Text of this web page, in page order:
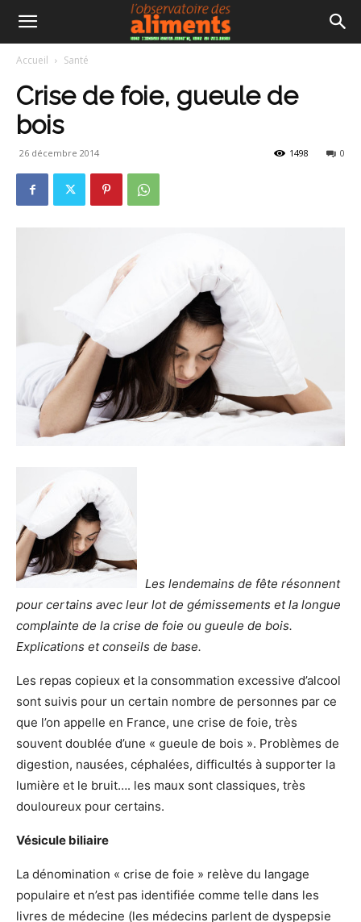
Accueil Santé
Crise de foie, gueule de
bois
26 décembre 2014 0
1498
Les lendemains de fête résonnent
pour certains avec leur lot de gémissements et la longue
complainte de la crise de foie ou gueule de bois.
Explications et conseils de base.
Les repas copieux et la consommation excessive d’alcool
sont suivis pour un certain nombre de personnes par ce
que l’on appelle en France, une crise de foie, très
souvent doublée d’une « gueule de bois ». Problèmes de
digestion, nausées, céphalées, difficultés à supporter la
lumière et le bruit…. les maux sont classiques, très
douloureux pour certains.
Vésicule biliaire
La dénomination « crise de foie » relève du langage
populaire et n’est pas identifiée comme telle dans les
livres de médecine (les médecins parlent de dyspepsie